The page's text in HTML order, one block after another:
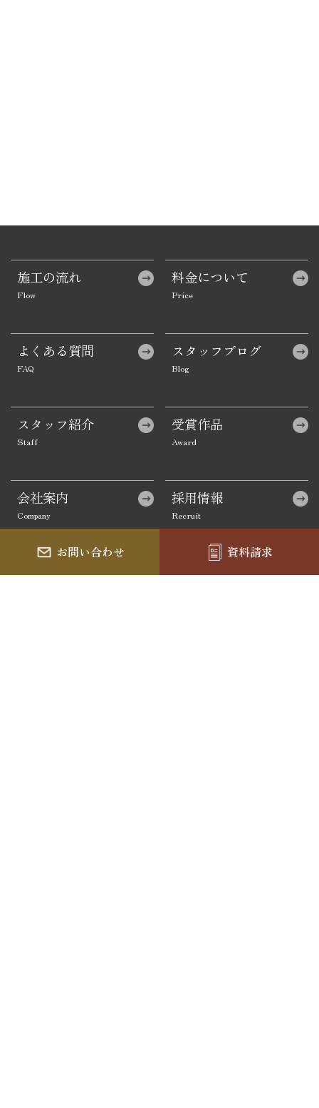
お問い合わせ 資料請求
施工の流れ 料金について
よくある質問 スタッフブログ
スタッフ紹介 受賞作品
会社案内 採用情報